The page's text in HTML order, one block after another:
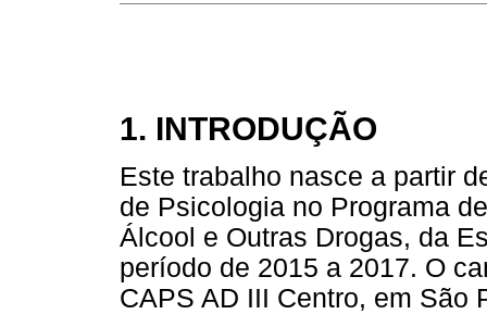
1. INTRODUÇÃO
Este trabalho nasce a partir
de Psicologia no Programa
Álcool e Outras Drogas, da
período de 2015 a 2017. O
CAPS AD III Centro, em São